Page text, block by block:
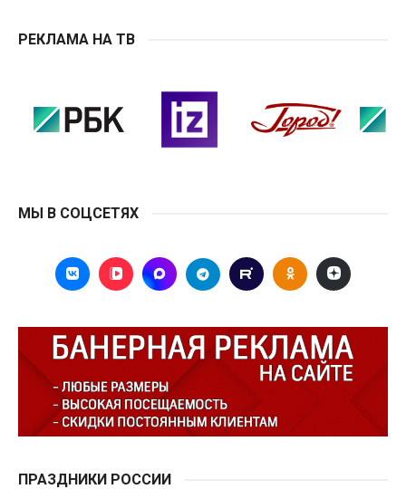
РЕКЛАМА НА ТВ
МЫ В СОЦСЕТЯХ
ПРАЗДНИКИ РОССИИ